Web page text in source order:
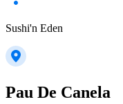
Sushi'n Eden
Pau De Canela